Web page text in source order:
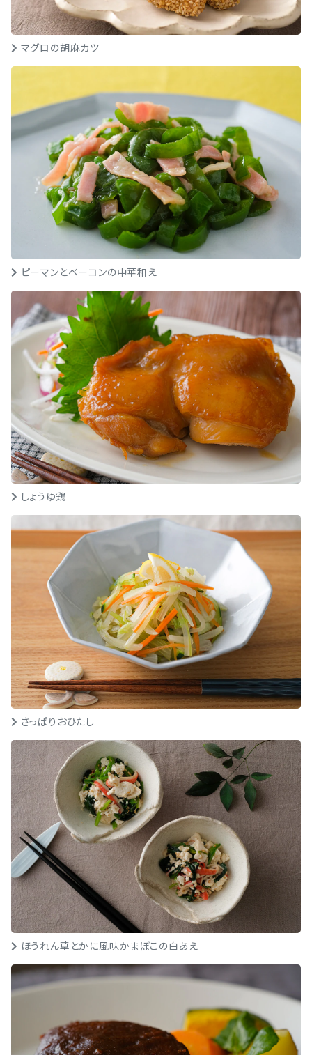
マグロの胡麻カツ
ピーマンとベーコンの中華和え
しょうゆ鶏
さっぱりおひたし
ほうれん草とかに風味かまぼこの白あえ